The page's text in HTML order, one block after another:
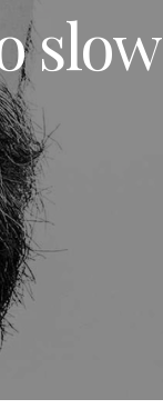
slow